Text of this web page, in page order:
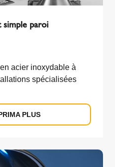
simple paroi
acier inoxydable à
spécialisées
PLUS